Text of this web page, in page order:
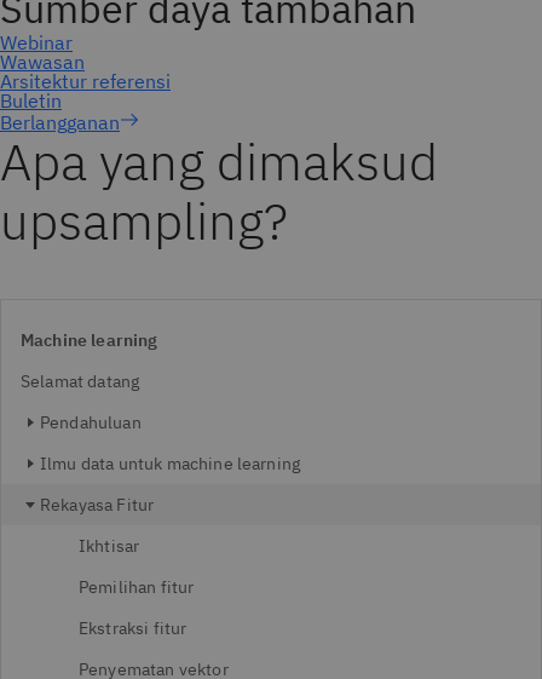
Berlangganan
Apa yang dimaksud
upsampling?
Machine learning
Selamat datang
Pendahuluan
Ilmu data untuk machine learning
Rekayasa Fitur
Ikhtisar
Pemilihan fitur
Ekstraksi fitur
Penyematan vektor